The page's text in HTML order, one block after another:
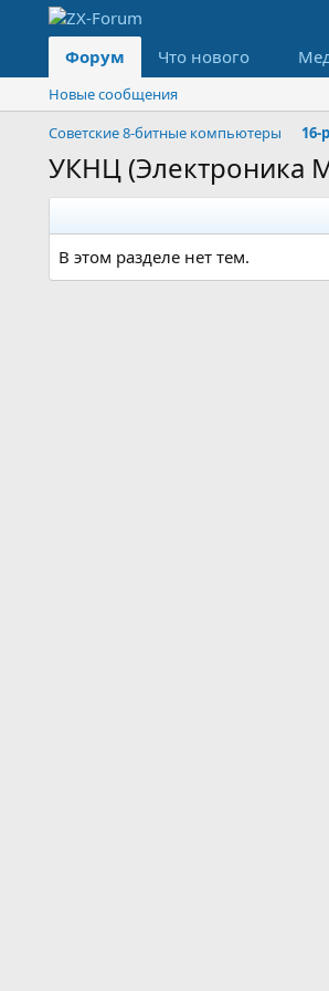
Форум Что нового
Новые сообщения
Советские 8-битные компьютеры
УКНЦ (Электроника
В этом разделе нет тем.